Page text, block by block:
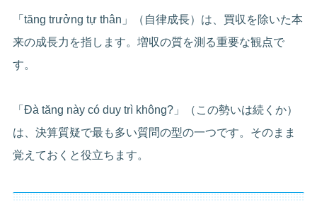
「tăng trưởng tự thân」（自律成長）は、買収を除いた本
来の成長力を指します。増収の質を測る重要な観点で
す。
「Đà tăng này có duy trì không?」（この勢いは続くか）
は、決算質疑で最も多い質問の型の一つです。そのまま
覚えておくと役立ちます。